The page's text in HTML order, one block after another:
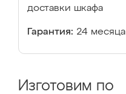
доставки шкафа
Гарантия: 24 месяца
Изготовим по